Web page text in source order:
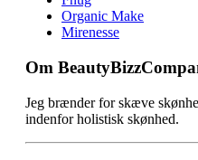
Organic Make
Mirenesse
Om
Jeg brænder for skæve
indenfor holistisk skønhed.